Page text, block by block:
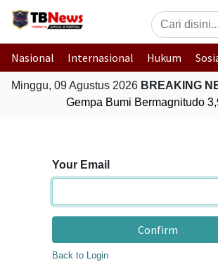
Nasional Internasional Hukum
Minggu, 09 Agustus 2026 BREAKING
Gempa Bumi Bermagnitudo
Your Email
Confirm
Back to Login